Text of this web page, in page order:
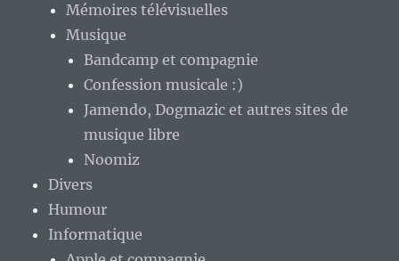
Mémoires télévisuelles
Musique
Bandcamp et compagnie
Confession musicale :)
Jamendo, Dogmazic et autres sites de
musique libre
Noomiz
Divers
Humour
Informatique